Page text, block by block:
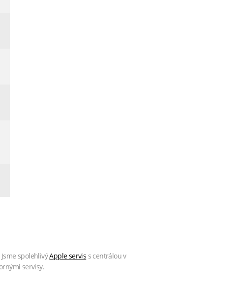
spolehlivýApple servis s centrálou v
servisy.